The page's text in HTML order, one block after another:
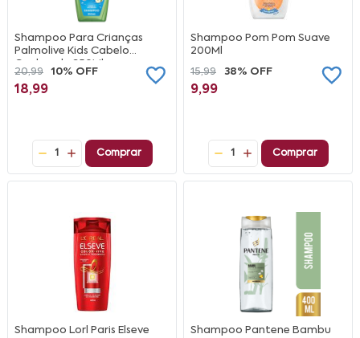
Shampoo Para Crianças
Palmolive Kids Cabelo
Cacheado 350Ml
20,99 10% OFF
18,99
1 Comprar
Shampoo Pom Pom Suave
200Ml
15,99
38% OFF
9,99
1 Comprar
Shampoo Lorl Paris Elseve
Shampoo Pantene Bambu